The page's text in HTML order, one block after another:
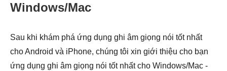
Windows/Mac
Sau khi khám phá ứng dụng ghi âm giọng nói tốt nhất
cho Android và iPhone, chúng tôi xin giới thiệu cho bạn
ứng dụng ghi âm giọng nói tốt nhất cho Windows/Mac -